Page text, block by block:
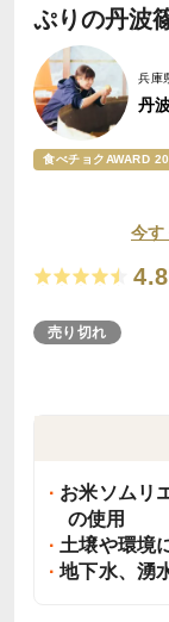
ぷりの丹波
兵庫
丹
食べチョクAWARD
今す
4.8
売り切れ
お米ソムリ
の使用
土壌や環境
地下水、湧